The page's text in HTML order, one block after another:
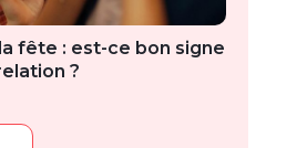
fête : est-ce bon signe
?